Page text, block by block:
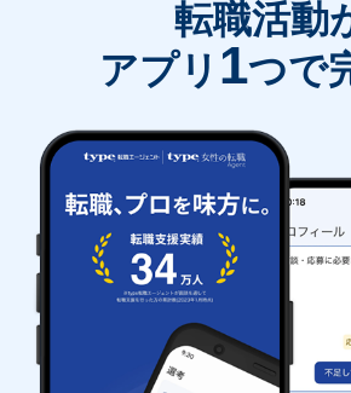
転職活動
アプリ 1つで